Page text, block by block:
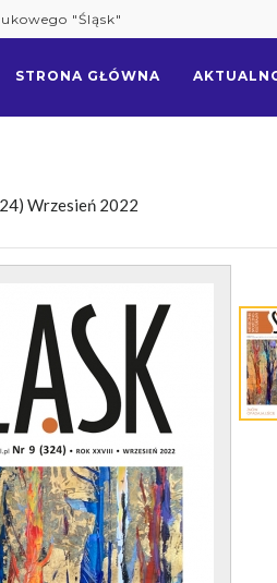
"Śląsk"
STRONA GŁÓWNA
Wrzesień 2022